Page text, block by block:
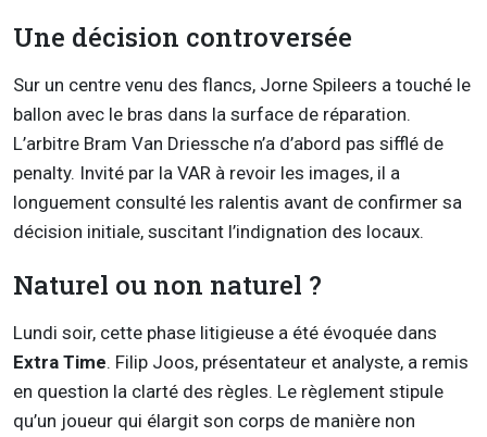
Une décision controversée
Sur un centre venu des flancs, Jorne Spileers a touché le
ballon avec le bras dans la surface de réparation.
L’arbitre Bram Van Driessche n’a d’abord pas sifflé de
penalty. Invité par la VAR à revoir les images, il a
longuement consulté les ralentis avant de confirmer sa
décision initiale, suscitant l’indignation des locaux.
Naturel ou non naturel ?
Lundi soir, cette phase litigieuse a été évoquée dans
Extra Time. Filip Joos, présentateur et analyste, a remis
en question la clarté des règles. Le règlement stipule
qu’un joueur qui élargit son corps de manière non